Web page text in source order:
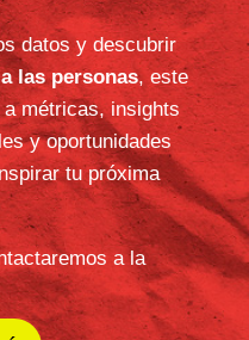
este
datos y descubrir
las personas, este
métricas, insights